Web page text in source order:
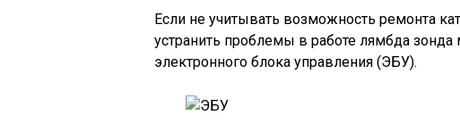
Если не учитывать возможность ремонта
устранить проблемы в работе лямбда
электронного блока управления (ЭБУ).